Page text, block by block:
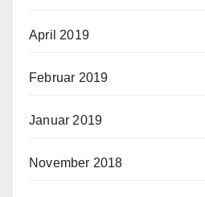
April 2019
Februar 2019
Januar 2019
November 2018